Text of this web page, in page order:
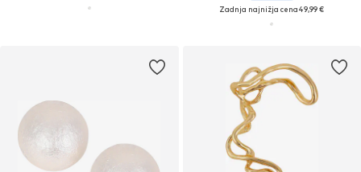
Zadnja najnižja cena49,99 €